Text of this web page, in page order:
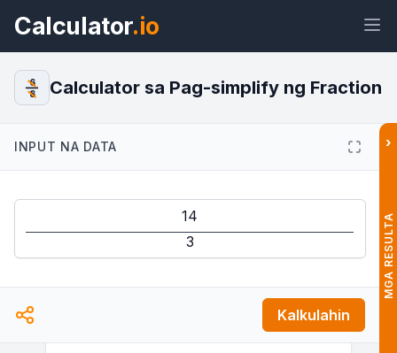
Calculator.io
6
8
Calculator sa Pag-simplify ng Fraction
INPUT NA DATA
Kalkulahin
›
MGA RESULTA